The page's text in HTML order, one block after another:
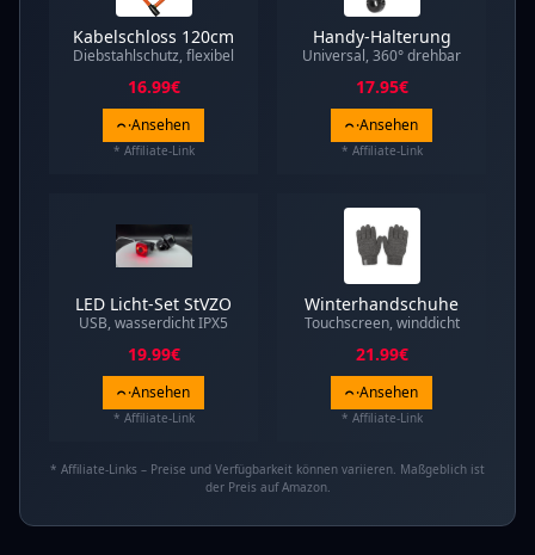
Kabelschloss 120cm
Diebstahlschutz, flexibel
16.99€
Ansehen
* Affiliate-Link
Handy-Halterung
Universal, 360° drehbar
17.95€
Ansehen
* Affiliate-Link
LED Licht-Set StVZO
USB, wasserdicht IPX5
19.99€
Ansehen
* Affiliate-Link
Winterhandschuhe
Touchscreen, winddicht
21.99€
Ansehen
* Affiliate-Link
* Affiliate-Links – Preise und Verfügbarkeit können variieren. Maßgeblich ist
der Preis auf Amazon.